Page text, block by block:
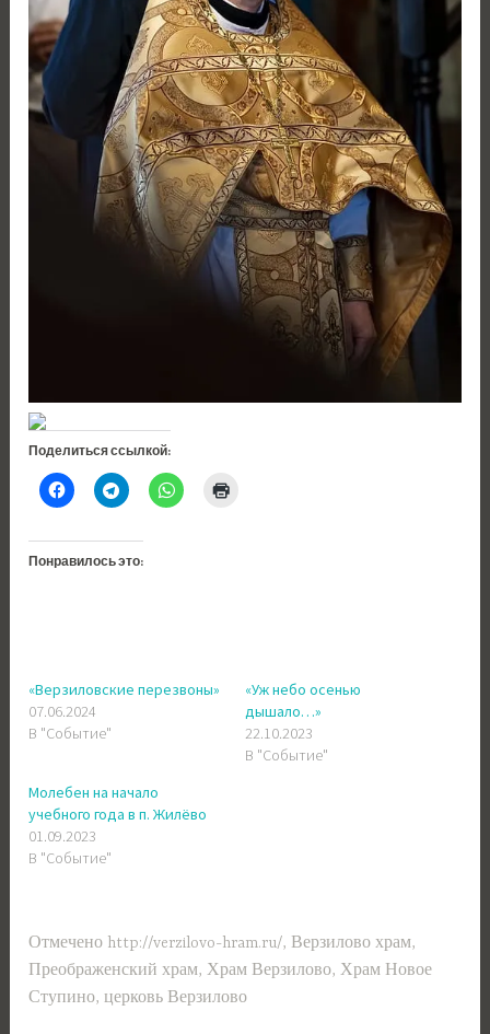
Поделиться ссылкой:
Понравилось это:
«Верзиловские перезвоны»
07.06.2024
В "Событие"
«Уж небо осенью
дышало…»
22.10.2023
В "Событие"
Молебен на начало
учебного года в п. Жилёво
01.09.2023
В "Событие"
Отмечено http://verzilovo-hram.ru/, Верзилово храм,
Преображенский храм,Храм Верзилово,Храм Новое
Ступино,церковь Верзилово